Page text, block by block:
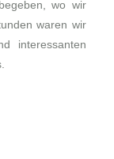
wo wir
waren wir
interessanten